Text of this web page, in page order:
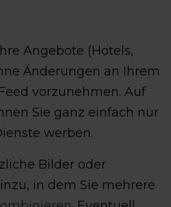
Angebote (Hotels,
Änderungen an Ihrem
vorzunehmen. Auf
Sie ganz einfach nur
werben.
Bilder oder
in dem Sie mehrere